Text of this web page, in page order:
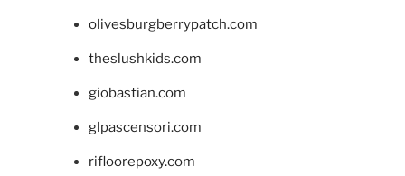
olivesburgberrypatch.com
theslushkids.com
giobastian.com
glpascensori.com
rifloorepoxy.com